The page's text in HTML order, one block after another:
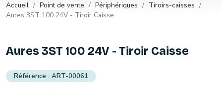
Accueil Point de vente Périphériques
Tiroirs-caisses
Aures 3ST 100 24V - Tiroir Caisse
Aures 3ST 100 24V - Tiroir Caisse
ART-00061